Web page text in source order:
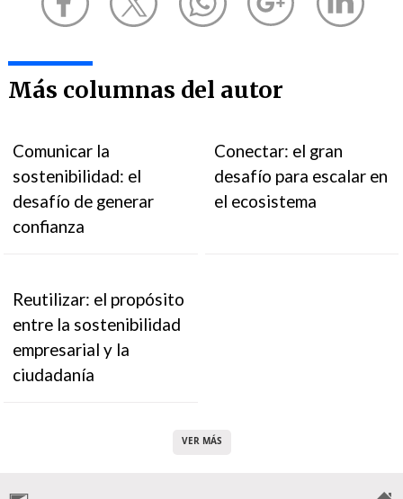
Más columnas del autor
Comunicar la
sostenibilidad: el
desafío de generar
confianza
Conectar: el gran
desafío para escalar en
el ecosistema
Reutilizar: el propósito
entre la sostenibilidad
empresarial y la
ciudadanía
VER MÁS